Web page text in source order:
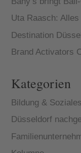
Uta Raasch:
Destination
Brand Activators
Kategorien
Bildung & Soziales
Düsseldorf